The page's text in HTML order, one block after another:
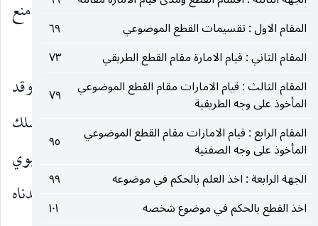
المقام الاول : تقسيمات القطع الموضوعي
٦٩
المقام الثاني : قيام الامارة مقام القطع الطريقي
٧٣
المقام الثالث : قيام الامارات مقام القطع الموضوعي
المأخوذ على وجه الطريقية
٧٩
المقام الرابع : قيام الامارات مقام القطع الموضوعي
المأخوذ على وجه الصفتية
٩٥
الجهة الرابعة : اخذ العلم بالحكم في موضوعه
٩٩
اخذ القطع بالحكم في موضوع شخصه
١٠١
الإمام ( عجل الله فرجه ) وغيابه انَّما هو من جهة منع
العباد وعصيانهم فلا قصور من ناحية المولى.
المسلك الثاني ـإثبات حجية الإجماع بدليل شرعي وقد
استدلّ فقهاء الجمهور على حجيته في إطار هذا المسلك
بوجوه عديدة ما يستحق منها الذّكر هو التمسّك بالنبوي
المشهور « أُمّتي لا تجتمع على ضلالة » وقد وجدناه